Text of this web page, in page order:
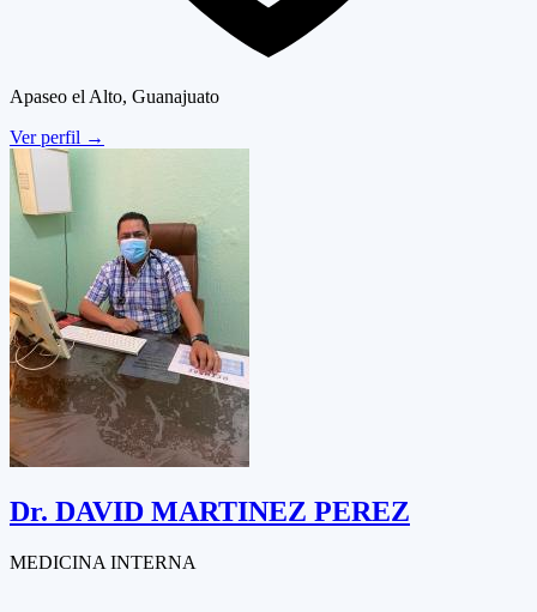
Apaseo el Alto, Guanajuato
Ver perfil →
Dr. DAVID MARTINEZ PEREZ
MEDICINA INTERNA